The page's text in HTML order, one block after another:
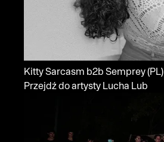
Kitty Sarcasm b2b Semprey(PL)
Przejdź do artysty Lucha Lub